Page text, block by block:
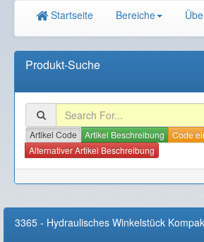
Startseite Bereiche
Produkt-Suche
Artikel Code Artikel Beschreibung
Code
Alternativer Artikel Beschreibung
3365 - Hydraulisches Winkelstück